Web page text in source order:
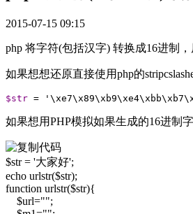
2015-07-15 09:15
php 将字符(包括汉字) 转换成16进制
如果想想还原直接使用php的
$str =
如果想用PHP模拟如果生成的16进制
$str = '大家好';
echo urlstr($str);
function urlstr($str){
$url="";